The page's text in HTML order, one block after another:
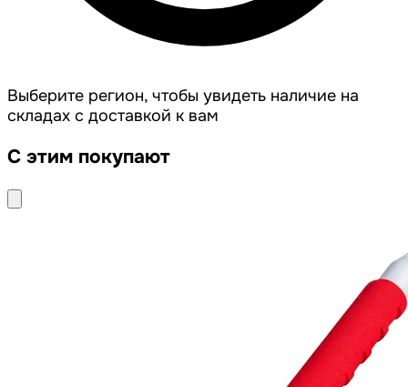
Выберите регион, чтобы увидеть наличие на
складах с доставкой к вам
С этим покупают